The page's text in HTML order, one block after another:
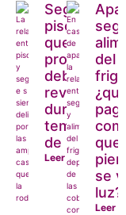
Seguro y
piscina: lo
que todo
propietario
debería
revisar
durante la
temporada
de baño
Leer más
del
que
se
luz?
Leer